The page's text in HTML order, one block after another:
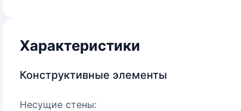
Характеристики
Конструктивные элементы
Несущие стены: